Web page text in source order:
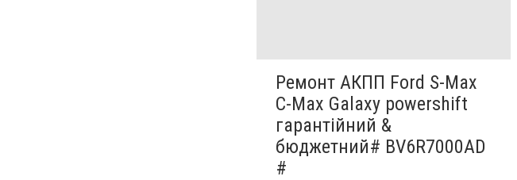
Ремонт АКПП Ford S-Max
C-Max Galaxy powershift
гарантійний &
бюджетний# BV6R7000AD
#